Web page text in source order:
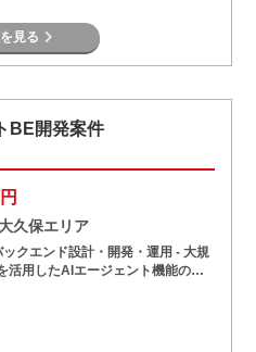
見る
BE開発案件
久保エリア
クエンド設計・開発・運用 - 大規
活用したAIエージェント機能の…